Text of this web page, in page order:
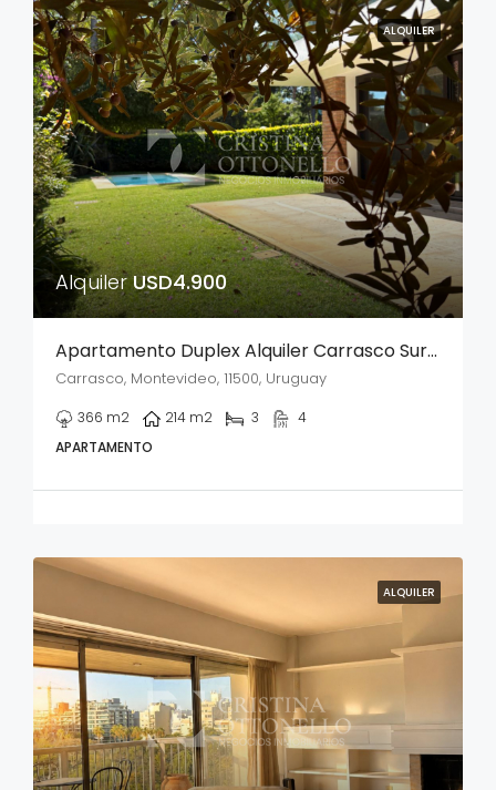
ALQUILER
AlquilerUSD4.900
Apartamento Duplex Alquiler Carrasco Sur Barbaoca y piscina exclusiva
Carrasco, Montevideo, 11500, Uruguay
366 m2 214 m2 3
4
APARTAMENTO
ALQUILER